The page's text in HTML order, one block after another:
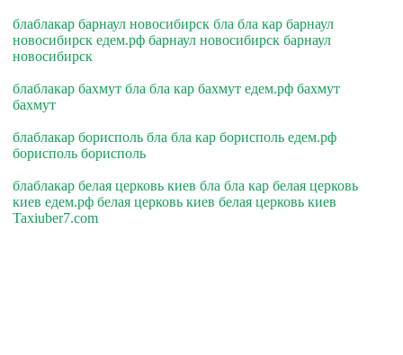
блаблакар барнаул новосибирск бла бла кар барнаул
новосибирск едем.рф барнаул новосибирск барнаул
новосибирск
блаблакар бахмут бла бла кар бахмут едем.рф бахмут
бахмут
блаблакар борисполь бла бла кар борисполь едем.рф
борисполь борисполь
блаблакар белая церковь киев бла бла кар белая церковь
киев едем.рф белая церковь киев белая церковь киев
Taxiuber7.com